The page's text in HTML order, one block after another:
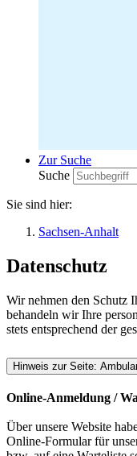
Zur Suche
Suche
Sie sind hier:
Sachsen-Anhalt
Datenschutz
Wir nehmen den Schutz
behandeln wir Ihre
stets entsprechend der
Hinweis zur Seite:
Online-Anmeldung /
Über unsere Website
Online-Formular für